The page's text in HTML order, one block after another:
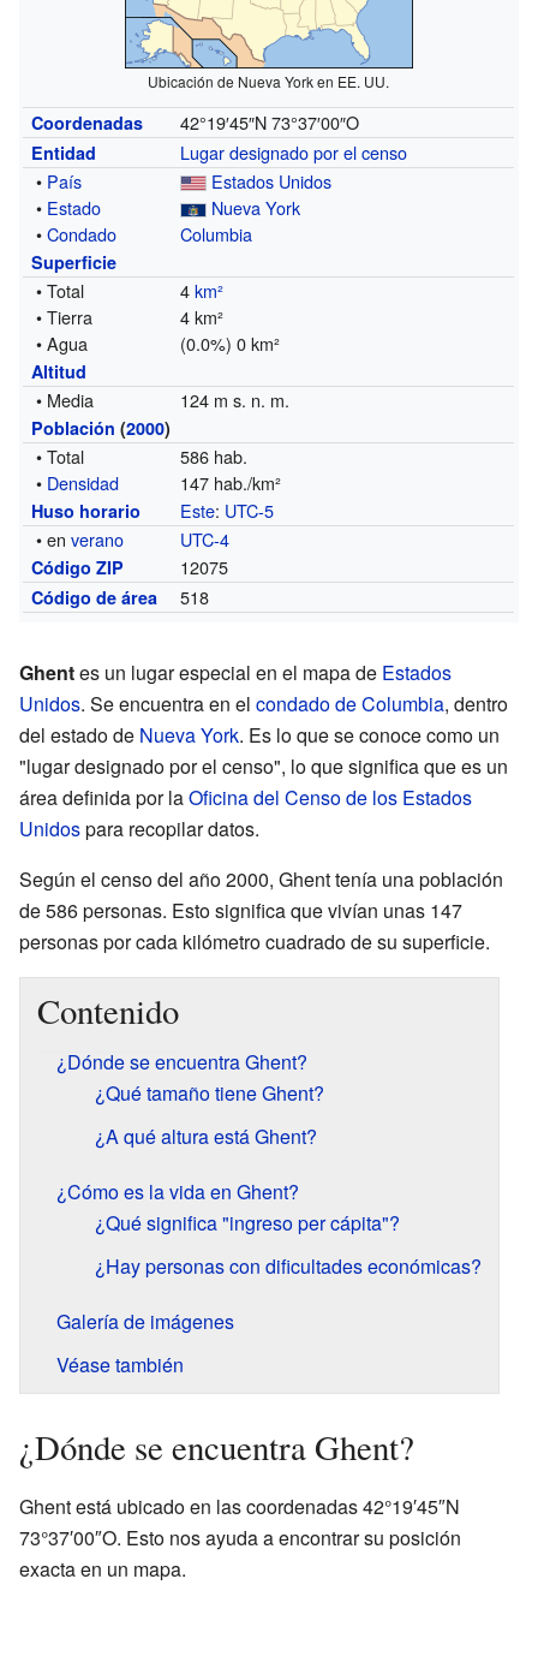
Ubicación de Nueva York en EE. UU.
Coordenadas 42°19′45″N 73°37′00″O
Entidad
Lugar designado por el censo
• País
Estados Unidos
• Estado
Nueva York
•Condado Columbia
Superficie
• Total 4km²
• Tierra
4 km²
• Agua
(0.0%) 0 km²
Altitud
• Media 124 m s. n. m.
Población (2000)
• Total
586 hab.
• Densidad 147 hab./km²
Huso horario Este: UTC-5
• enverano UTC-4
Código ZIP 12075
Código de área 518
Ghentes un lugar especial en el mapa de Estados
Unidos. Se encuentra en el condado de Columbia, dentro
del estado de Nueva York. Es lo que se conoce como un
"lugar designado por el censo", lo que significa que es un
área definida por laOficina del Censo de los Estados
Unidospara recopilar datos.
Según el censo del año 2000, Ghent tenía una población
de 586 personas. Esto significa que vivían unas 147
personas por cada kilómetro cuadrado de su superficie.
Contenido
¿Dónde se encuentra Ghent?
¿Qué tamaño tiene Ghent?
¿A qué altura está Ghent?
¿Cómo es la vida en Ghent?
¿Qué significa "ingreso per cápita"?
¿Hay personas con dificultades económicas?
Galería de imágenes
Véase también
¿Dónde se encuentra Ghent?
Ghent está ubicado en las coordenadas 42°19′45″N
73°37′00″O. Esto nos ayuda a encontrar su posición
exacta en un mapa.